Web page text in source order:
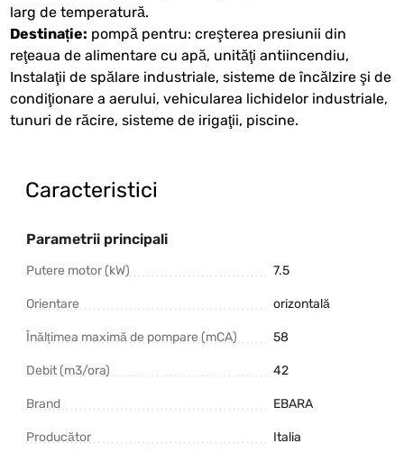
larg de temperatură.
Destinație: pompă pentru: creşterea presiunii din
reţeaua de alimentare cu apă, unităţi antiincendiu,
Instalaţii de spălare industriale, sisteme de încălzire şi de
condiţionare a aerului, vehicularea lichidelor industriale,
tunuri de răcire, sisteme de irigaţii, piscine.
Caracteristici
Parametrii principali
Putere motor (kW) 7.5
Orientare orizontală
Înălțimea maximă de pompare (mCA) 58
Debit (m3/ora) 42
Brand EBARA
Producător Italia